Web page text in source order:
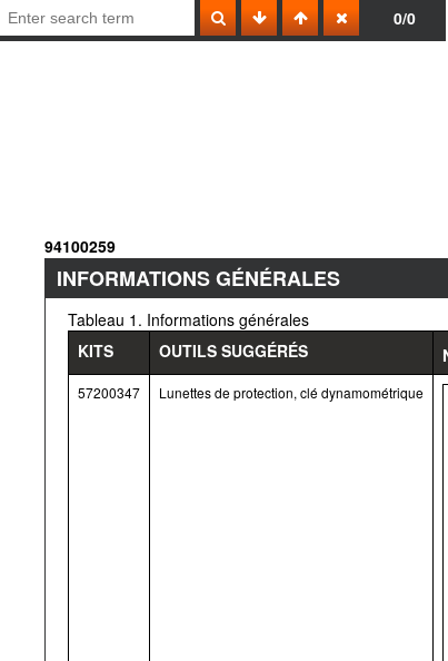
0/0
94100259
INFORMATIONS GÉNÉRALES
Tableau 1. Informations générales
KITS
OUTILS SUGGÉRÉS
57200347 Lunettes de protection, clé dynamométrique